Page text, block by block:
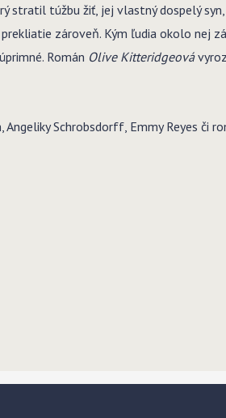
stratil túžbu žiť, jej vlastný dospelý
zároveň. Kým ľudia okolo nej
Román Olive Kitteridgeová
Schrobsdorff, Emmy Reyes či